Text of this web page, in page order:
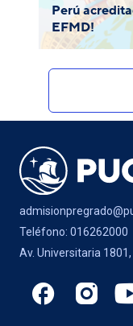
Perú
EFMD!
Teléfono: 016262000
Av. Universitaria